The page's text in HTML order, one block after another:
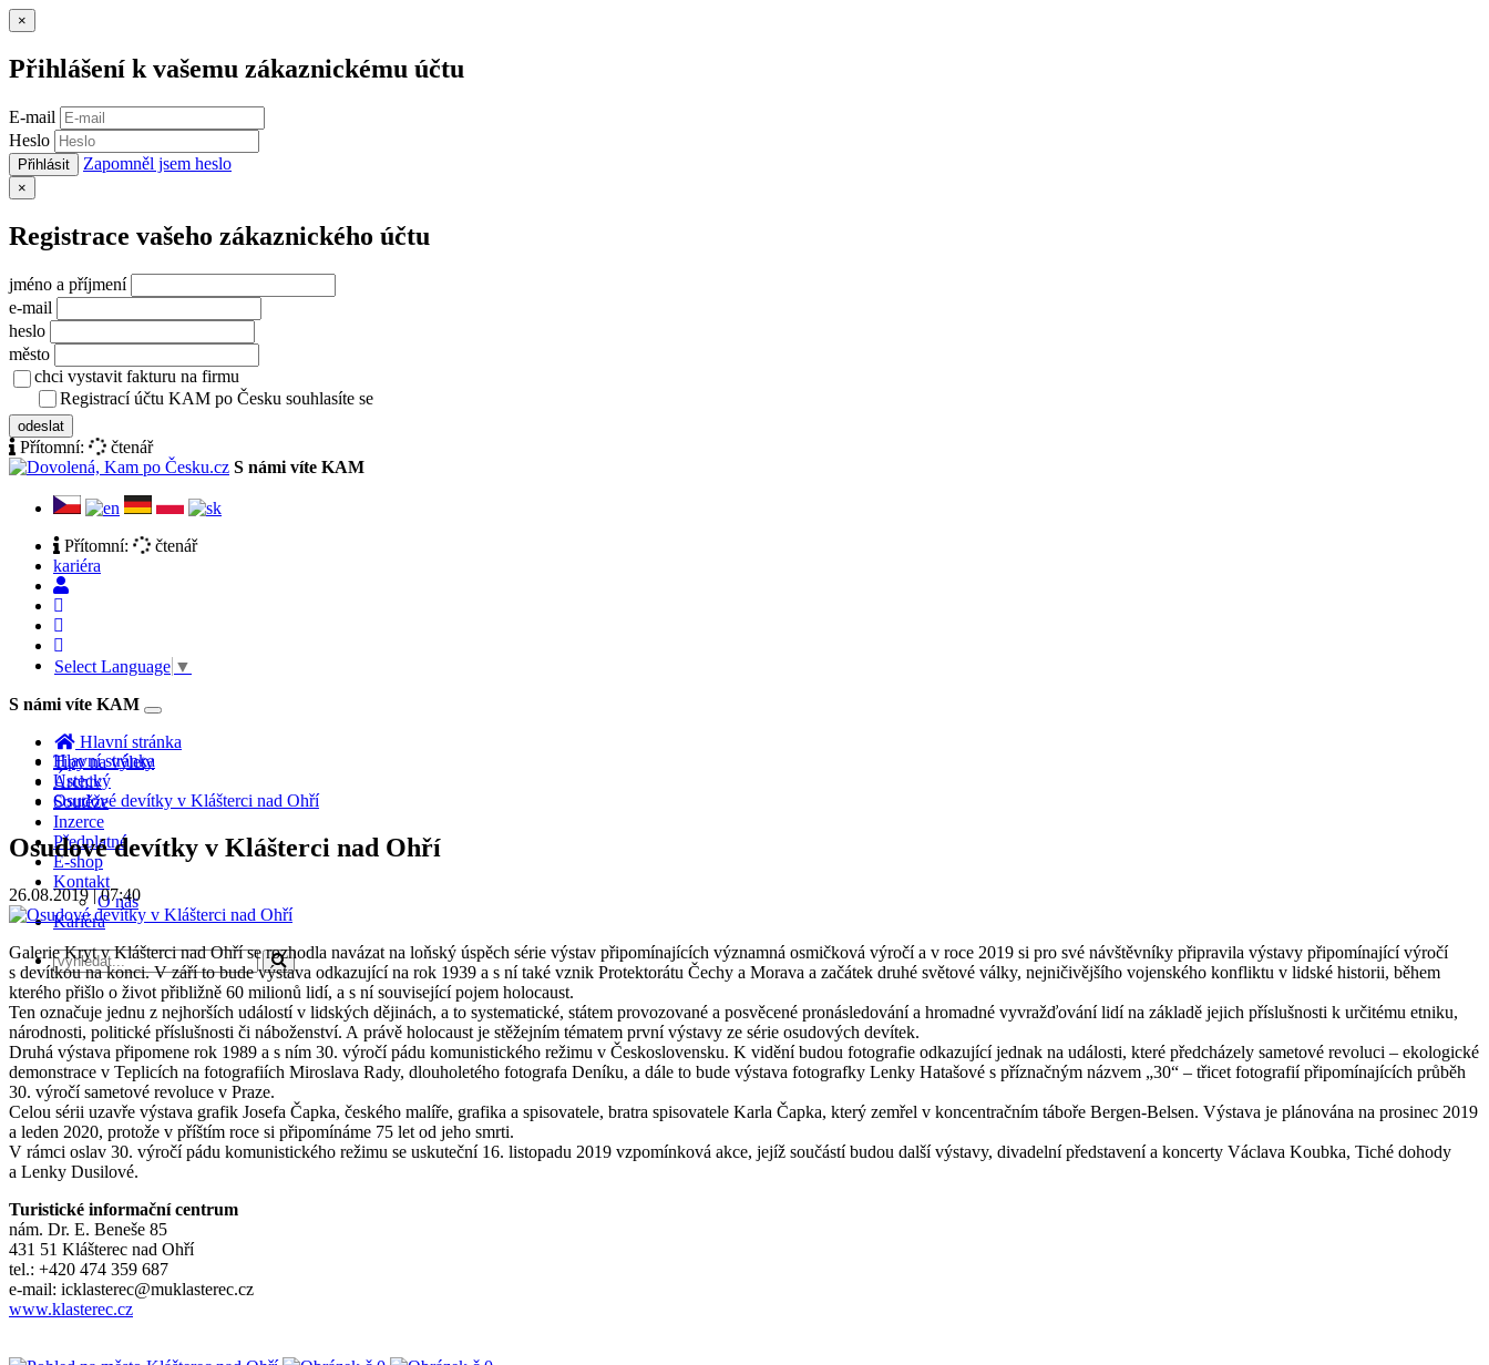
×
Přihlášení k vašemu zákaznickému účtu
E-mail
Heslo
Přihlásit Zapomněl jsem heslo
×
Registrace vašeho zákaznického účtu
jméno a příjmení
e-mail
heslo
město
chci vystavit fakturu na firmu
Registrací účtu KAM po Česku souhlasíte se
odeslat
Přítomní:
čtenář
S námi víte KAM
Přítomní:
čtenář
kariéra
Select Language ▼
S námi víte KAM
Toggle
navigation
Hlavní stránka
Tipy na výlety
Archiv
Soutěže
Inzerce
Předplatné
E-shop
Kontakt
O nás
Kariéra
Hlavní stránka
Ústecký
Osudové devítky v Klášterci nad Ohří
Osudové devítky v Klášterci nad Ohří
26.08.2019 | 07:40
Galerie Kryt v Klášterci nad Ohří se rozhodla navázat na loňský úspěch série výstav připomínajících významná osmičková výročí a v roce 2019 si pro své návštěvníky připravila výstavy připomínající výročí
s devítkou na konci. V září to bude výstava odkazující na rok 1939 a s ní také vznik Protektorátu Čechy a Morava a začátek druhé světové války, nejničivějšího vojenského konfliktu v lidské historii, během
kterého přišlo o život přibližně 60 milionů lidí, a s ní související pojem holocaust.
Ten označuje jednu z nejhorších událostí v lidských dějinách, a to systematické, státem provozované a posvěcené pronásledování a hromadné vyvražďování lidí na základě jejich příslušnosti k určitému etniku,
národnosti, politické příslušnosti či náboženství. A právě holocaust je stěžejním tématem první výstavy ze série osudových devítek.
Druhá výstava připomene rok 1989 a s ním 30. výročí pádu komunistického režimu v Československu. K vidění budou fotografie odkazující jednak na události, které předcházely sametové revoluci – ekologické
demonstrace v Teplicích na fotografiích Miroslava Rady, dlouholetého fotografa Deníku, a dále to bude výstava fotografky Lenky Hatašové s příznačným názvem „30“ – třicet fotografií připomínajících průběh
30. výročí sametové revoluce v Praze.
Celou sérii uzavře výstava grafik Josefa Čapka, českého malíře, grafika a spisovatele, bratra spisovatele Karla Čapka, který zemřel v koncentračním táboře Bergen-Belsen. Výstava je plánována na prosinec 2019
a leden 2020, protože v příštím roce si připomínáme 75 let od jeho smrti.
V rámci oslav 30. výročí pádu komunistického režimu se uskuteční 16. listopadu 2019 vzpomínková akce, jejíž součástí budou další výstavy, divadelní představení a koncerty Václava Koubka, Tiché dohody
a Lenky Dusilové.
Turistické informační centrum
nám. Dr. E. Beneše 85
431 51 Klášterec nad Ohří
tel.: +420 474 359 687
e-mail: icklasterec@muklasterec.cz
www.klasterec.cz